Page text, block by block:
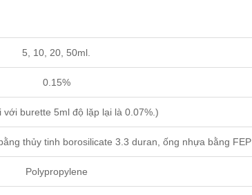
5, 10, 20, 50ml.
0.15%
với burette 5ml độ lặp lại là 0.07%.)
thủy tinh borosilicate 3.3 duran, ống nhựa bằng FEP
Polypropylene